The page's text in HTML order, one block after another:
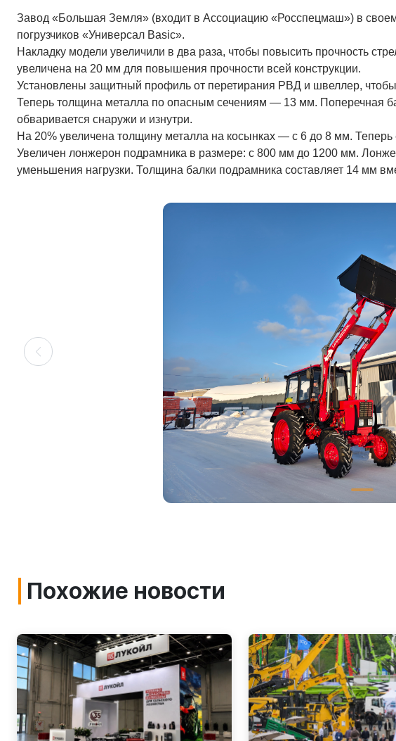
Завод «Большая Земля» (входит в Ассоциацию «Росспецмаш») в
погрузчиков «Универсал Basic».
Накладку модели увеличили в два раза, чтобы повысить прочность
увеличена на 20 мм для повышения прочности всей конструкции.
Установлены защитный профиль от перетирания РВД и швеллер,
Теперь толщина металла по опасным сечениям — 13 мм. Поперечная
обваривается снаружи и изнутри.
На 20% увеличена толщину металла на косынках — с 6 до 8 мм.
Увеличен лонжерон подрамника в размере: с 800 мм до 1200 мм.
уменьшения нагрузки. Толщина балки подрамника составляет 14 мм
Похожие новости